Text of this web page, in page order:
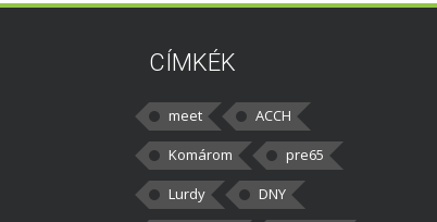
CÍMKÉK
meet
ACCH
Komárom
pre65
Lurdy
DNY